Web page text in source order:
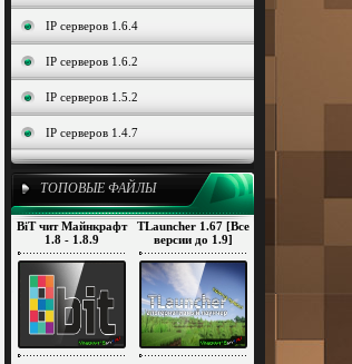
IP серверов 1.6.4
IP серверов 1.6.2
IP серверов 1.5.2
IP серверов 1.4.7
ТОПОВЫЕ ФАЙЛЫ
BiT чит Майнкрафт
1.8 - 1.8.9
TLauncher 1.67 [Все
версии до 1.9]